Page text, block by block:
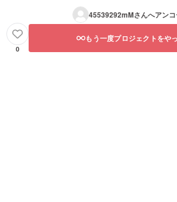
45539292mMさんへアン
0
もう一度プロジェクトをや